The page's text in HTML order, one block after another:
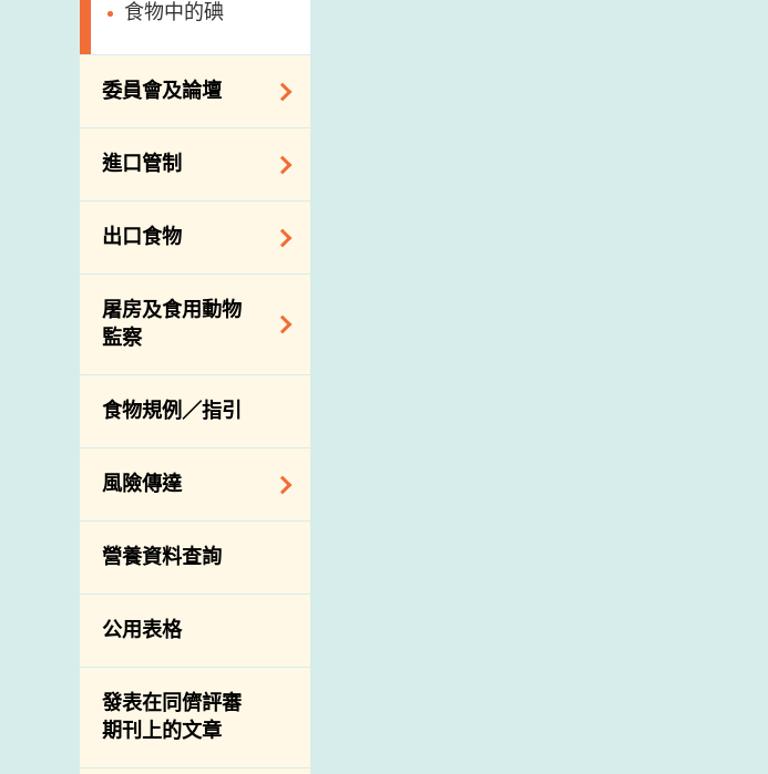
食物中的碘
委員會及論壇
食物安全專家委員
會
消費者聯繫小組
進口管制
食物進口商和食物
分銷商登記制度
絡內地有關當局
進口食物管制
口檢驗
出口食物
出口驗證
出口食物往內地
出口商及業界的消
息
屠房及食用動物
監察
規管農業化學物及
獸醫藥物在食用動
物上的使用
屠房及疾病監測
宰前檢驗
宰後檢驗
結果
屠房及肉類檢驗
食物規例／指引
風險傳達
主題項目
項目及活動
資訊平台
下載
營養資料查詢
公用表格
發表在同儕評審
期刊上的文章